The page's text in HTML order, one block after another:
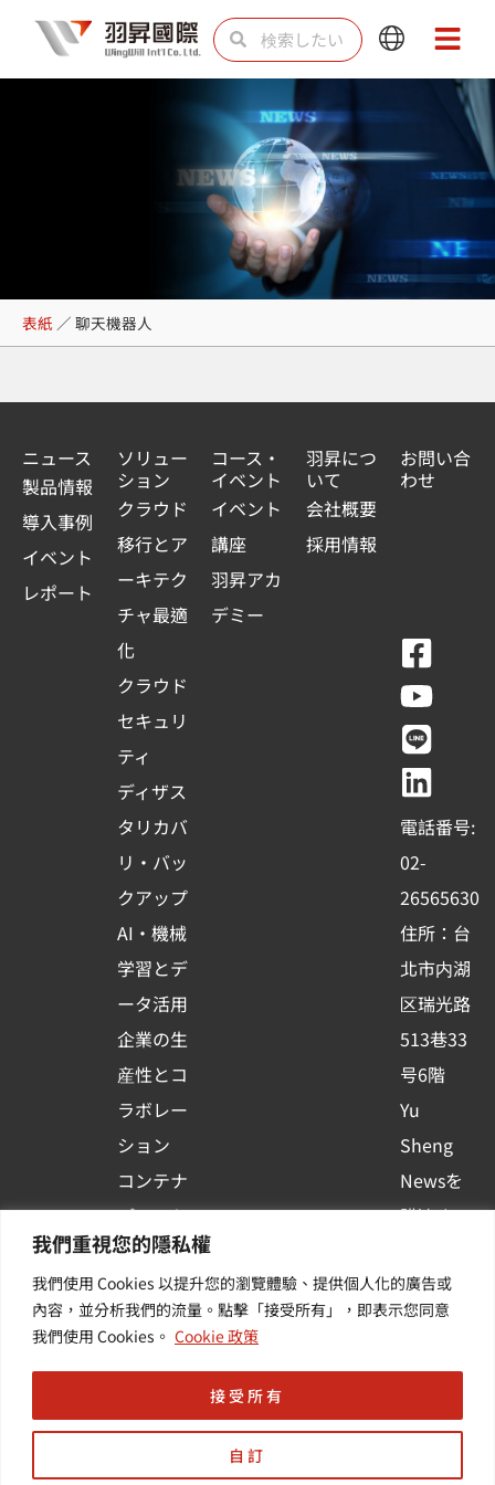
我們重視您的隱私權
我們使用 Cookies 以提升您的瀏覽體驗、提供個人化的廣告或
內容，並分析我們的流量。點擊「接受所有」，即表示您同意
我們使用 Cookies。 Cookie 政策
自訂
接受所有
を
検
索 索
Main
Menu
Main
Menu
聊天機器人
表紙 ／ 聊天機器人
ニュース
製品情報
導入事例
イベント
レポート
ソリュー
ション
クラウド
移行とア
ーキテク
チャ最適
化
クラウド
セキュリ
ティ
ディザス
タリカバ
リ・バッ
クアップ
AI・機械
学習とデ
ータ活用
企業の生
産性とコ
ラボレー
ション
コンテナ
プラット
フォーム
活用
その他・
コース・
イベント
イベント
講座
羽昇アカ
デミー
羽昇につ
いて
会社概要
採用情報
お問い合
わせ
F
a
c
e
b
o
o
k
-
s
q
u
a
r
e
Y
o
u
t
u
b
e
L
i
n
e
L
i
n
k
e
d
i
n
電話番号:
02-
26565630
住所：台
北市内湖
区瑞光路
513巷33
号6階
Yu
Sheng
Newsを
購読する
イベント
や業界情